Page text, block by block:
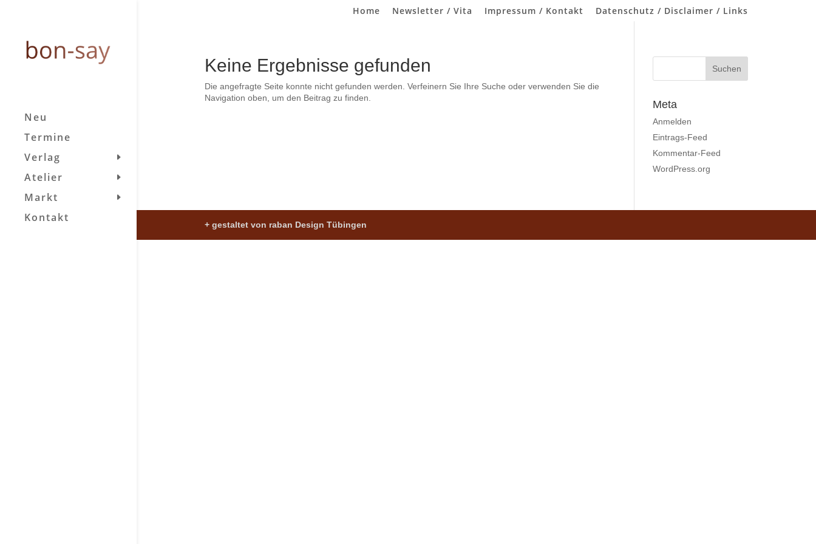
Home Newsletter / Vita Impressum / Kontakt Datenschutz / Disclaimer / Links
Neu
Termine
Verlag
Atelier
Markt
Kontakt
Keine Ergebnisse gefunden
Die angefragte Seite konnte nicht gefunden werden. Verfeinern Sie Ihre Suche oder verwenden Sie die
Navigation oben, um den Beitrag zu finden.
Meta
Anmelden
Eintrags-Feed
Kommentar-Feed
WordPress.org
+ gestaltet von raban Design Tübingen